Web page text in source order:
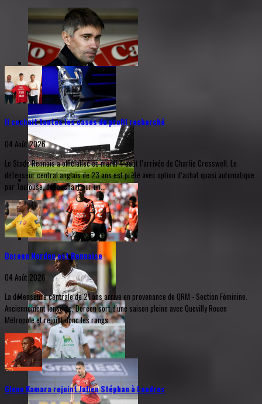
Il cochait toutes les cases du profil recherché
04 Août 2026
Le Stade Rennais a officialisé ce mardi 4 août l’arrivée de Charlie Cresswell. Le
défenseur central anglais de 23 ans est prêté avec option d’achat quasi automatique
par Toulouse, débouchant sur un...
Doreen Norden est Rennaise
04 Août 2026
La défenseure centrale de 21 ans arrive en provenance de QRM - Section Féminine.
Anciennement lensoise, Doreen sort d'une saison pleine avec Quevilly Rouen
Métropole et rejoint donc les rangs...
Glenn Kamara rejoint Julien Stéphan à Londres